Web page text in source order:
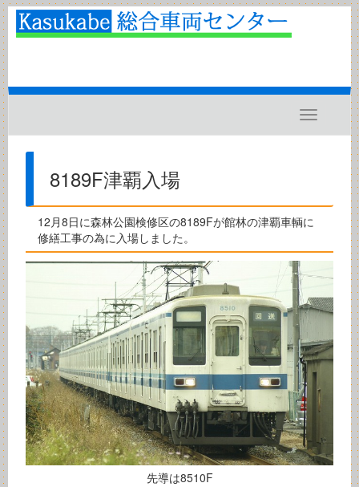
Toggle
navigation
8189F津覇入場
12月8日に森林公園検修区の8189Fが館林の津覇車輌に
修繕工事の為に入場しました。
先導は8510F